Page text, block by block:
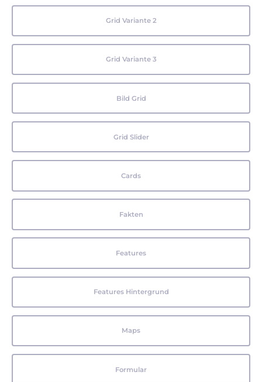
Grid Variante 2
Grid Variante 3
Bild Grid
Grid Slider
Cards
Fakten
Features
Features Hintergrund
Maps
Formular